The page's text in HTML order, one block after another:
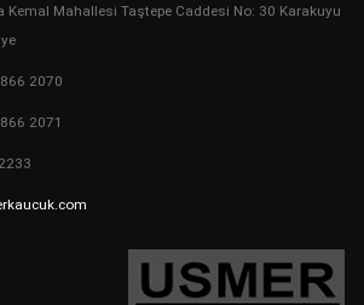
Kemal Mahallesi Taştepe Caddesi No: 30 Karakuyu
2070
2071